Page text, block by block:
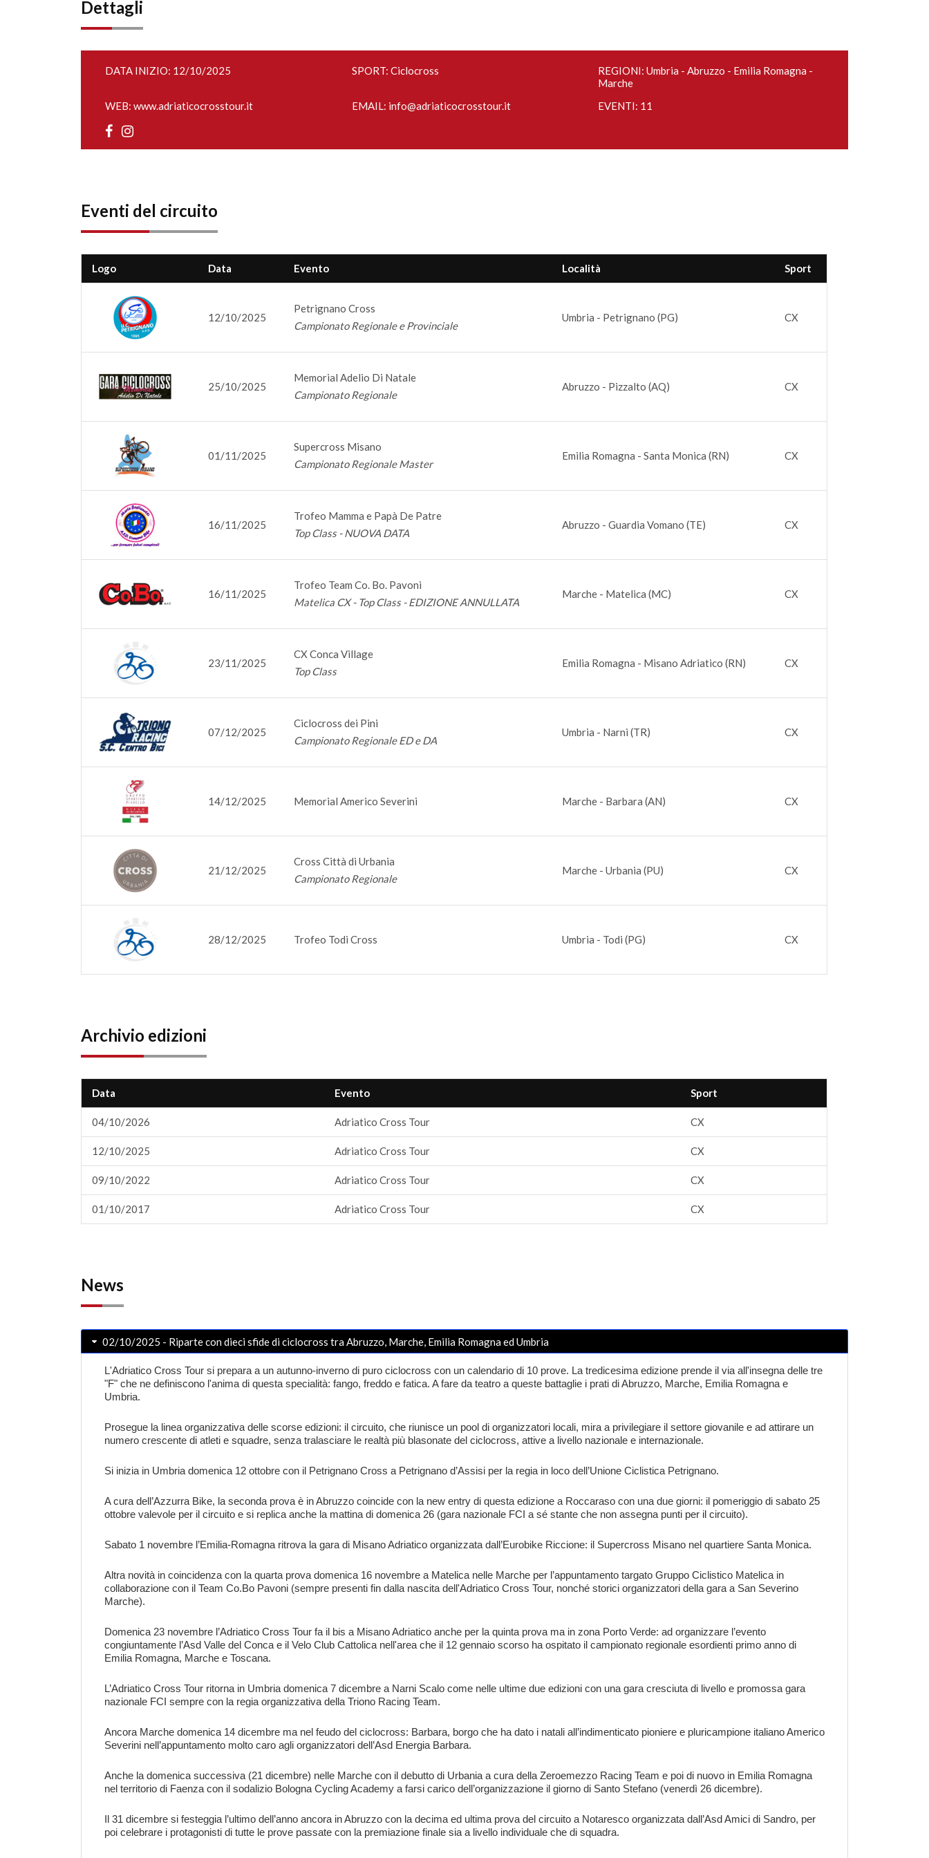
Dettagli
DATA INIZIO: 12/10/2025 SPORT: Ciclocross
REGIONI: Umbria - Abruzzo - Emilia Romagna -
Marche
WEB: www.adriaticocrosstour.it EMAIL: info@adriaticocrosstour.it EVENTI: 11
Eventi del circuito
Logo Data Evento Località Sport
12/10/2025
Petrignano Cross
Campionato Regionale e Provinciale
Umbria - Petrignano (PG) CX
25/10/2025
Memorial Adelio Di Natale
Campionato Regionale
Abruzzo - Pizzalto (AQ) CX
01/11/2025
Supercross Misano
Campionato Regionale Master
Emilia Romagna - Santa Monica (RN) CX
16/11/2025
Trofeo Mamma e Papà De Patre
Top Class - NUOVA DATA
Abruzzo - Guardia Vomano (TE) CX
16/11/2025
Trofeo Team Co. Bo. Pavoni
Matelica CX - Top Class - EDIZIONE ANNULLATA
Marche - Matelica (MC) CX
23/11/2025
CX Conca Village
Top Class
Emilia Romagna - Misano Adriatico (RN) CX
07/12/2025
Ciclocross dei Pini
Campionato Regionale ED e DA
Umbria - Narni (TR) CX
14/12/2025 Memorial Americo Severini Marche - Barbara (AN) CX
21/12/2025
Cross Città di Urbania
Campionato Regionale
Marche - Urbania (PU) CX
28/12/2025 Trofeo Todi Cross Umbria - Todi (PG) CX
Archivio edizioni
Data Evento Sport
04/10/2026 Adriatico Cross Tour CX
12/10/2025 Adriatico Cross Tour CX
09/10/2022 Adriatico Cross Tour CX
01/10/2017 Adriatico Cross Tour CX
News
02/10/2025 - Riparte con dieci sfide di ciclocross tra Abruzzo, Marche, Emilia Romagna ed Umbria
L'Adriatico Cross Tour si prepara a un autunno-inverno di puro ciclocross con un calendario di 10 prove. La tredicesima edizione prende il via all'insegna delle tre
"F" che ne definiscono l'anima di questa specialità: fango, freddo e fatica. A fare da teatro a queste battaglie i prati di Abruzzo, Marche, Emilia Romagna e
Umbria.
Prosegue la linea organizzativa delle scorse edizioni: il circuito, che riunisce un pool di organizzatori locali, mira a privilegiare il settore giovanile e ad attirare un
numero crescente di atleti e squadre, senza tralasciare le realtà più blasonate del ciclocross, attive a livello nazionale e internazionale.
Si inizia in Umbria domenica 12 ottobre con il Petrignano Cross a Petrignano d’Assisi per la regia in loco dell’Unione Ciclistica Petrignano.
A cura dell’Azzurra Bike, la seconda prova è in Abruzzo coincide con la new entry di questa edizione a Roccaraso con una due giorni: il pomeriggio di sabato 25
ottobre valevole per il circuito e si replica anche la mattina di domenica 26 (gara nazionale FCI a sé stante che non assegna punti per il circuito).
Sabato 1 novembre l’Emilia-Romagna ritrova la gara di Misano Adriatico organizzata dall’Eurobike Riccione: il Supercross Misano nel quartiere Santa Monica.
Altra novità in coincidenza con la quarta prova domenica 16 novembre a Matelica nelle Marche per l’appuntamento targato Gruppo Ciclistico Matelica in
collaborazione con il Team Co.Bo Pavoni (sempre presenti fin dalla nascita dell'Adriatico Cross Tour, nonché storici organizzatori della gara a San Severino
Marche).
Domenica 23 novembre l’Adriatico Cross Tour fa il bis a Misano Adriatico anche per la quinta prova ma in zona Porto Verde: ad organizzare l’evento
congiuntamente l’Asd Valle del Conca e il Velo Club Cattolica nell'area che il 12 gennaio scorso ha ospitato il campionato regionale esordienti primo anno di
Emilia Romagna, Marche e Toscana.
L’Adriatico Cross Tour ritorna in Umbria domenica 7 dicembre a Narni Scalo come nelle ultime due edizioni con una gara cresciuta di livello e promossa gara
nazionale FCI sempre con la regia organizzativa della Triono Racing Team.
Ancora Marche domenica 14 dicembre ma nel feudo del ciclocross: Barbara, borgo che ha dato i natali all’indimenticato pioniere e pluricampione italiano Americo
Severini nell’appuntamento molto caro agli organizzatori dell’Asd Energia Barbara.
Anche la domenica successiva (21 dicembre) nelle Marche con il debutto di Urbania a cura della Zeroemezzo Racing Team e poi di nuovo in Emilia Romagna
nel territorio di Faenza con il sodalizio Bologna Cycling Academy a farsi carico dell’organizzazione il giorno di Santo Stefano (venerdì 26 dicembre).
Il 31 dicembre si festeggia l’ultimo dell’anno ancora in Abruzzo con la decima ed ultima prova del circuito a Notaresco organizzata dall’Asd Amici di Sandro, per
poi celebrare i protagonisti di tutte le prove passate con la premiazione finale sia a livello individuale che di squadra.